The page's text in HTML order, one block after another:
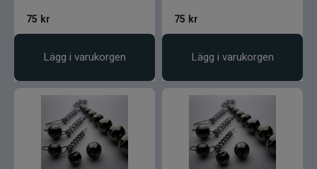
75 kr
Lägg i varukorgen
75 kr
Lägg i varukorgen